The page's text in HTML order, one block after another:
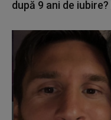
după 9 ani de